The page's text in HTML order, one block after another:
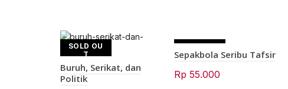
SOLD OU
T
Buruh, Serikat, dan
Politik
SOLD OU
T
Sepakbola Seribu Tafsir
Rp 55.000